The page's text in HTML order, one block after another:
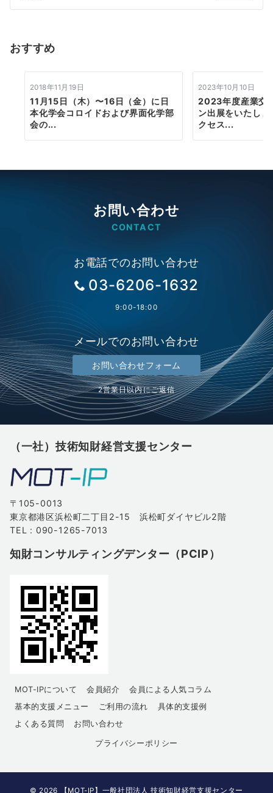
シ
ン
おすすめ
2018年11月19日
11月15日（木）〜16日（金）に日
本化学会コロイドおよび界面化学部
会の...
2023年10月10日
2023年度産業交
ン出展をいたし
クセス...
お問い合わせ
CONTACT
お電話でのお問い合わせ
03-6206-1632
9:00-18:00
メールでのお問い合わせ
お問い合わせフォーム
2営業日以内にご返信
（一社）技術知財経営支援センター
〒105-0013
東京都港区浜松町二丁目2-15 浜松町ダイヤビル2階
TEL : 090-1265-7013
知財コンサルティングデンター（PCIP）
MOT-IPについて 会員紹介
会員による人気コラム
基本的支援メニュー
ご利用の流れ
具体的支援例
よくある質問
お問い合わせ
プライバシーポリシー
© 2026 【MOT-IP】一般社団法人 技術知財経営支援センター